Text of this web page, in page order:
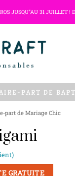
JUSQU"AU 31 JUILLET !
PART DE
part de Mariage Chic
GRATUITE